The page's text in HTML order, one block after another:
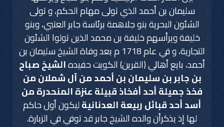
سليمان بن أحمد الذي تولى مهام الحكم، و تولى
الشئون البحرية بنو جلاهمة برئاسة جابر العتبي، وبنو
خليفة ويرأسهم خليفة بن محمد الذين تولوا الشئون
التجارية، و في عام 1718 م بعد وفاة الشيخ سليمان بن
أحمد، بايع أهالي (القرين) الكويت حفيدهالشيخ صباح
بن جابر بن سليمان بن أحمد من آل شملان من
فخذ جميلة أحد أفخاذ قبيلة عنزة المنحدرة من
أسد أحد قبائل ربيعة العدنانيةليكون أول حاكم
لها إذ يذكرأن والده الشيخ جابر قد توفي في الزبارة.